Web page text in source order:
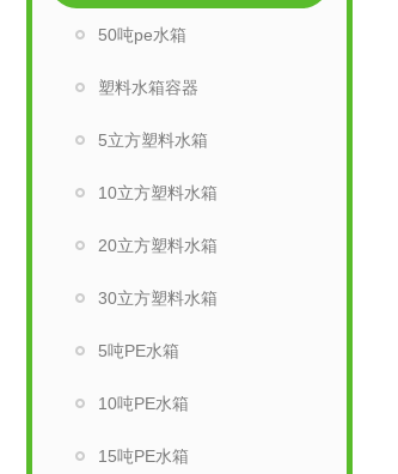
50吨pe水箱
塑料水箱容器
5立方塑料水箱
10立方塑料水箱
20立方塑料水箱
30立方塑料水箱
5吨PE水箱
10吨PE水箱
15吨PE水箱